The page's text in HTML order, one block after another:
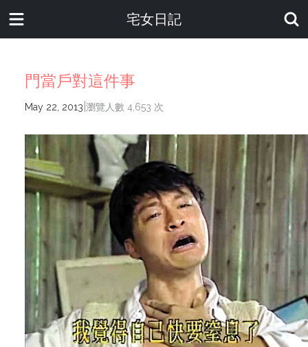
宅女日記
門當戶對這件事
May 22, 2013 瀏覽人數 4,653 次